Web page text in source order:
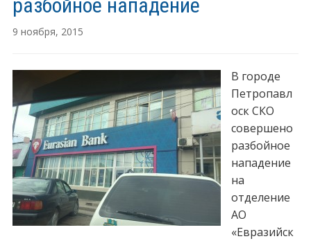
разбойное нападение
9 ноября, 2015
В городе
Петропавл
оск СКО
совершено
разбойное
нападение
на
отделение
АО
«Евразийск